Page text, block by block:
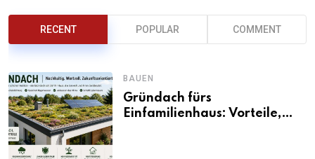
RECENT POPULAR COMMENT
BAUEN
Gründach fürs
Einfamilienhaus: Vorteile,